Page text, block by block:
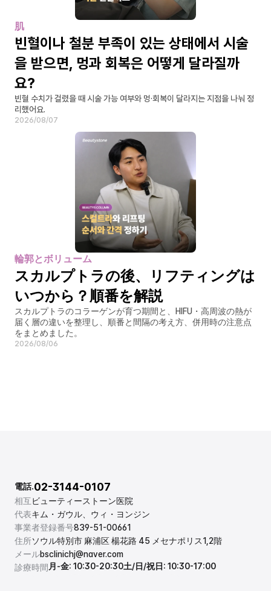
肌
빈혈이나 철분 부족이 있는 상태에서 시술
을 받으면, 멍과 회복은 어떻게 달라질까
요?
빈혈 수치가 걸렸을 때 시술 가능 여부와 멍·회복이 달라지는 지점을 나눠 정
리했어요.
2026/08/07
輪郭とボリューム
スカルプトラの後、リフティングは
いつから？順番を解説
スカルプトラのコラーゲンが育つ期間と、HIFU・高周波の熱が
届く層の違いを整理し、順番と間隔の考え方、併用時の注意点
をまとめました。
2026/08/06
相互ビューティーストーン医院
代表キム・ガウル、ウィ・ヨンジン
事業者登録番号839-51-00661
住所ソウル特別市 麻浦区 楊花路 45 メセナポリス1,2階
メールbsclinichj@naver.com
診療時間 月-金: 10:30-20:30土/日/祝日: 10:30-17:00
電話.02-3144-0107